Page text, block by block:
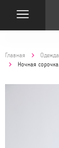
Главная
Ночная